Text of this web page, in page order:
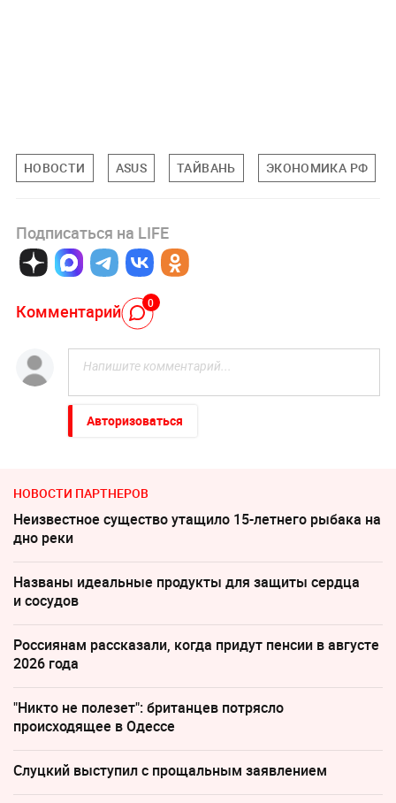
НОВОСТИ ASUS ТАЙВАНЬ ЭКОНОМИКА РФ
Подписаться на LIFE
Комментарий 0
Авторизоваться
НОВОСТИ ПАРТНЕРОВ
Неизвестное существо утащило 15-летнего рыбака на
дно реки
Названы идеальные продукты для защиты сердца
и сосудов
Россиянам рассказали, когда придут пенсии в августе
2026 года
"Никто не полезет": британцев потрясло
происходящее в Одессе
Слуцкий выступил с прощальным заявлением